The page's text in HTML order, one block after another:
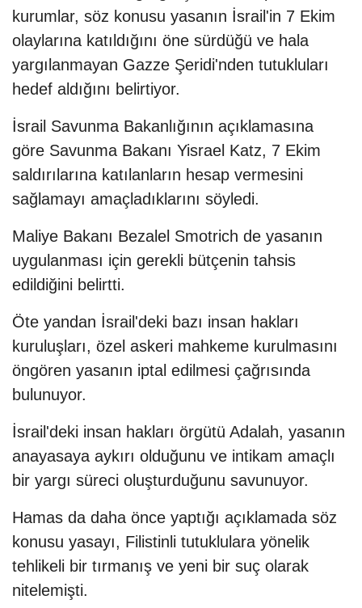
kurumlar, söz konusu yasanın İsrail'in 7 Ekim
olaylarına katıldığını öne sürdüğü ve hala
yargılanmayan Gazze Şeridi'nden tutukluları
hedef aldığını belirtiyor.
İsrail Savunma Bakanlığının açıklamasına
göre Savunma Bakanı Yisrael Katz, 7 Ekim
saldırılarına katılanların hesap vermesini
sağlamayı amaçladıklarını söyledi.
Maliye Bakanı Bezalel Smotrich de yasanın
uygulanması için gerekli bütçenin tahsis
edildiğini belirtti.
Öte yandan İsrail'deki bazı insan hakları
kuruluşları, özel askeri mahkeme kurulmasını
öngören yasanın iptal edilmesi çağrısında
bulunuyor.
İsrail'deki insan hakları örgütü Adalah, yasanın
anayasaya aykırı olduğunu ve intikam amaçlı
bir yargı süreci oluşturduğunu savunuyor.
Hamas da daha önce yaptığı açıklamada söz
konusu yasayı, Filistinli tutuklulara yönelik
tehlikeli bir tırmanış ve yeni bir suç olarak
nitelemişti.